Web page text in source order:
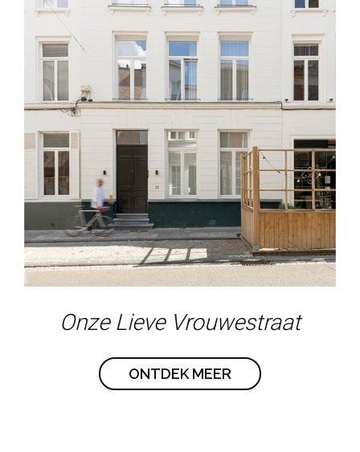
Onze Lieve Vrouwestraat
ONTDEK MEER